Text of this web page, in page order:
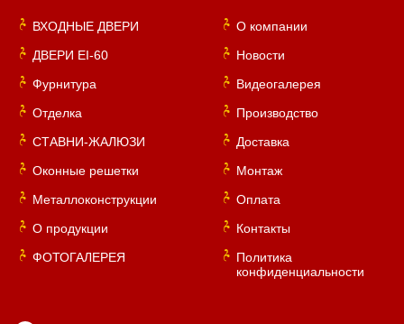
ВХОДНЫЕ ДВЕРИ
ДВЕРИ EI-60
Фурнитура
Отделка
СТАВНИ-ЖАЛЮЗИ
Оконные решетки
Металлоконструкции
О продукции
ФОТОГАЛЕРЕЯ
О компании
Новости
Видеогалерея
Производство
Доставка
Монтаж
Оплата
Контакты
Политика
конфиденциальности